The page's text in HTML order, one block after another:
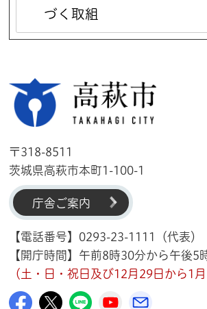
づく取組
〒318-8511
茨城県高萩市本町1-100-1
庁舎ご案内
【電話番号】0293-23-1111（代表）
【開庁時間】午前8時30分から午後5
（土・日・祝日及び12月29日から1
高萩市公式Facebook
高萩市公式X
高萩市公式LINE
高萩市